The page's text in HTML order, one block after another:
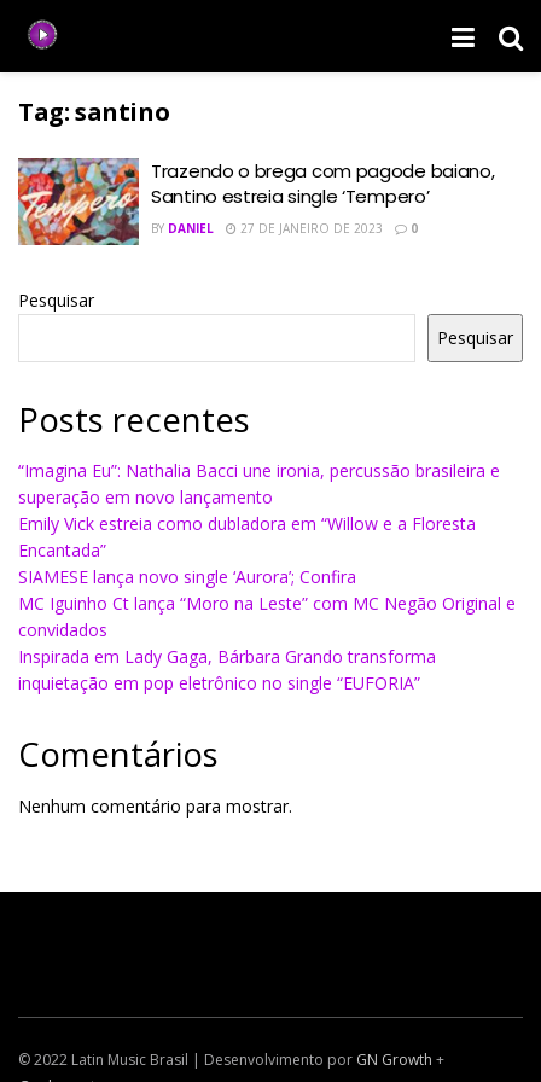
Tag:santino
Trazendo o brega com pagode baiano,
Santino estreia single ‘Tempero’
BY DANIEL 27 DE JANEIRO DE 2023 0
Pesquisar
Pesquisar
Posts recentes
“Imagina Eu”: Nathalia Bacci une ironia, percussão brasileira e
superação em novo lançamento
Emily Vick estreia como dubladora em “Willow e a Floresta
Encantada”
SIAMESE lança novo single ‘Aurora’; Confira
MC Iguinho Ct lança “Moro na Leste” com MC Negão Original e
convidados
Inspirada em Lady Gaga, Bárbara Grando transforma
inquietação em pop eletrônico no single “EUFORIA”
Comentários
Nenhum comentário para mostrar.
© 2022 Latin Music Brasil | Desenvolvimento por GN Growth +